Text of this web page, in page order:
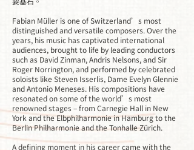
Fabian Müller is one of Switzerland’s most
distinguished and versatile composers. Over the
years, his music has captivated international
audiences, brought to life by leading conductors
such as David Zinman, Andris Nelsons, and Sir
Roger Norrington, and performed by celebrated
soloists like Steven Isserlis, Dame Evelyn Glennie
and Antonio Meneses. His compositions have
resonated on some of the world’s most
renowned stages – from Carnegie Hall in New
York and the Elbphilharmonie in Hamburg to the
Berlin Philharmonie and the Tonhalle Zürich.
A defining moment in his career came with the